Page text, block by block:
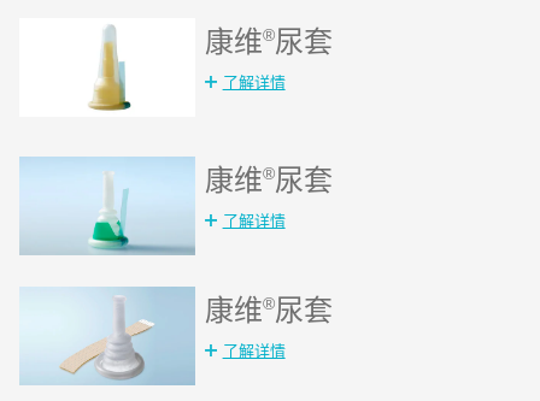
康维®尿套
了解详情
康维®尿套
了解详情
康维®尿套
了解详情